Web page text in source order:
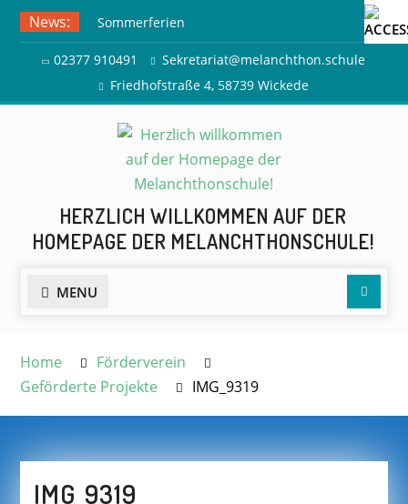
Skip
content
News:
Sommerferien
Ausflug zur Freilichtbühne
Herdringen
02377 910491
Sekretariat@melanchthon.schule
Friedhofstraße 4, 58739 Wickede
HERZLICH WILLKOMMEN AUF DER
HOMEPAGE DER MELANCHTHONSCHULE!
MENU
Home
Förderverein
Geförderte Projekte
IMG_9319
IMG_9319